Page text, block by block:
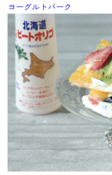
ヨーグルトバーク